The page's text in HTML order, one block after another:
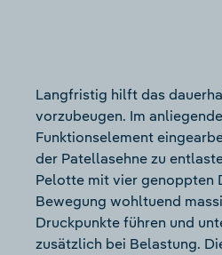
Langfristig hilft das
vorzubeugen. Im
Funktionselement
der Patellasehne zu
Pelotte mit vier genoppten
Bewegung wohltuend
Druckpunkte führen und
zusätzlich bei Belastung.